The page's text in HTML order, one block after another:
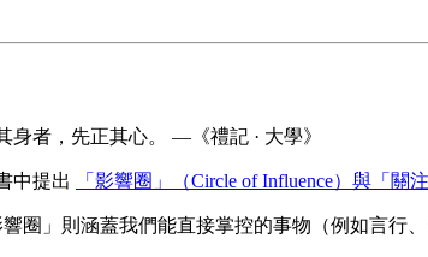
者，先正其心。 —《禮記 · 大學》
中提出 「影響圈」（Circle of Influence）與「關
圈」則涵蓋我們能直接掌控的事物（例如言行、